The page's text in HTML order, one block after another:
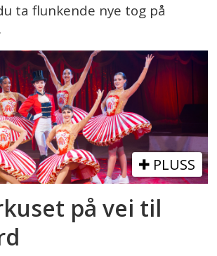
ta flunkende nye tog på
PLUSS
på vei til